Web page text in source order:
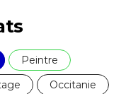
Peintre
Occitanie